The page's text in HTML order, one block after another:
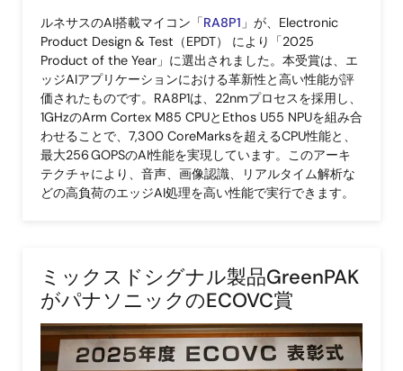
ルネサスのAI搭載マイコン「RA8P1 」が、Electronic
Product Design & Test（EPDT） により「2025
Product of the Year」に選出されました。本受賞は、エ
ッジAIアプリケーションにおける革新性と高い性能が評
価されたものです。RA8P1は、22nmプロセスを採用し、
1GHzのArm Cortex M85 CPUとEthos U55 NPUを組み合
わせることで、7,300 CoreMarksを超えるCPU性能と、
最大256 GOPSのAI性能を実現しています。このアーキ
テクチャにより、音声、画像認識、リアルタイム解析な
どの高負荷のエッジAI処理を高い性能で実行できます。
ミックスドシグナル製品GreenPAK
がパナソニックのECOVC賞
画
像